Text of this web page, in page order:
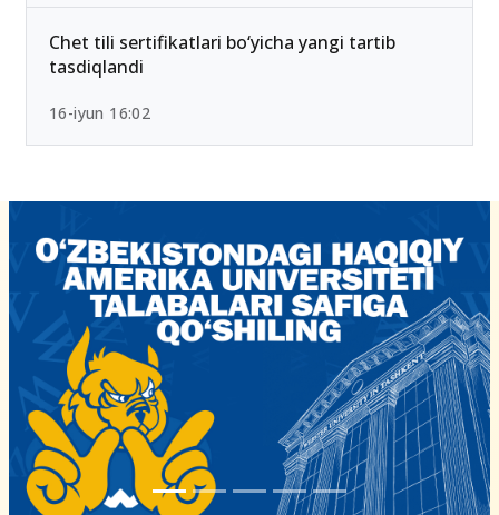
Chet tili sertifikatlari bo‘yicha yangi tartib
tasdiqlandi
16-iyun 16:02